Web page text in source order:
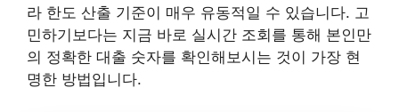
라 한도 산출 기준이 매우 유동적일 수 있습니다. 고
민하기보다는 지금 바로 실시간 조회를 통해 본인만
의 정확한 대출 숫자를 확인해보시는 것이 가장 현
명한 방법입니다.